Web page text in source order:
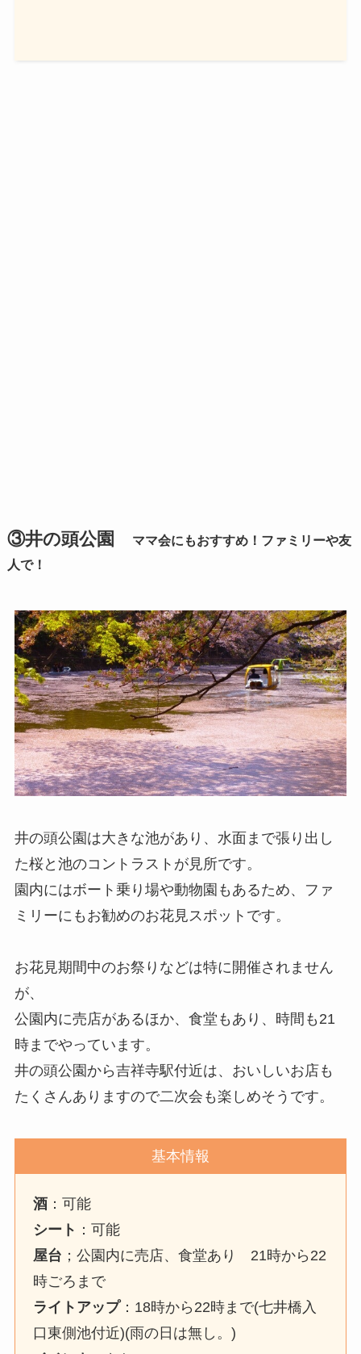
③井の頭公園
ママ会にもおすすめ！ファミリーや友
人で！
井の頭公園は大きな池があり、水面まで張り出し
た桜と池のコントラストが見所です。
園内にはボート乗り場や動物園もあるため、ファ
ミリーにもお勧めのお花見スポットです。
お花見期間中のお祭りなどは特に開催されません
が、
公園内に売店があるほか、食堂もあり、時間も21
時までやっています。
井の頭公園から吉祥寺駅付近は、おいしいお店も
たくさんありますので二次会も楽しめそうです。
基本情報
酒 ：可能
シート ：可能
屋台 ；公園内に売店、食堂あり 21時から22
時ごろまで
ライトアップ：18時から22時まで(七井橋入
口東側池付近)(雨の日は無し。)